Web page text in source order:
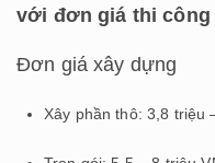
với đơn giá thi công
Đơn giá xây dựng
Xây phần thô: 3,8 triệu